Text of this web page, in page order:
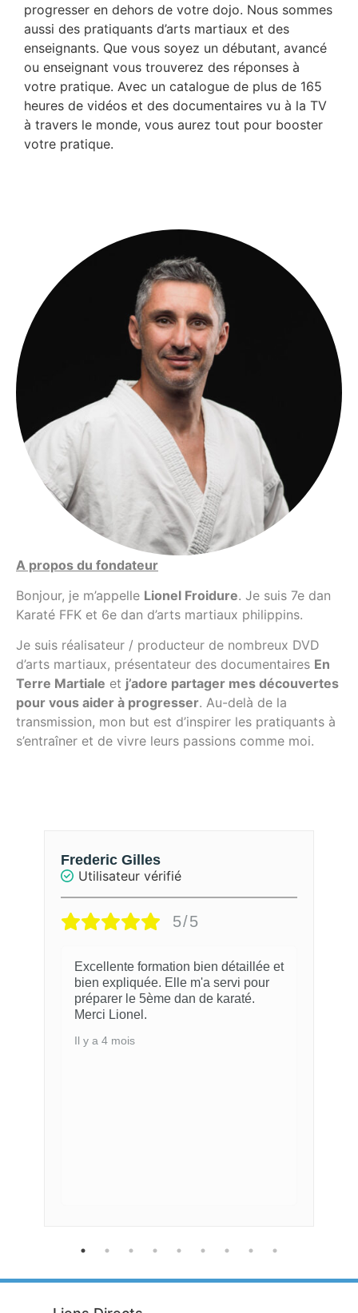
progresser en dehors de votre dojo. Nous sommes
aussi des pratiquants d’arts martiaux et des
enseignants. Que vous soyez un débutant, avancé
ou enseignant vous trouverez des réponses à
votre pratique. Avec un catalogue de plus de 165
heures de vidéos et des documentaires vu à la TV
à travers le monde, vous aurez tout pour booster
votre pratique.
A propos du fondateur
Bonjour, je m’appelle Lionel Froidure. Je suis 7e dan
Karaté FFK et 6e dan d’arts martiaux philippins.
Je suis réalisateur / producteur de nombreux DVD
d’arts martiaux, présentateur des documentaires En
Terre Martiale et j’adore partager mes découvertes
pour vous aider à progresser. Au-delà de la
transmission, mon but est d’inspirer les pratiquants à
s’entraîner et de vivre leurs passions comme moi.
Frederic Gilles
Utilisateur vérifié
5/5
Excellente formation bien détaillée et
bien expliquée. Elle m'a servi pour
préparer le 5ème dan de karaté.
Merci Lionel.
Il y a 4 mois